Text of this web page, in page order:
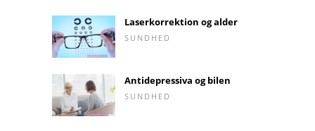
Laserkorrektion og alder
SUNDHED
Antidepressiva og bilen
SUNDHED